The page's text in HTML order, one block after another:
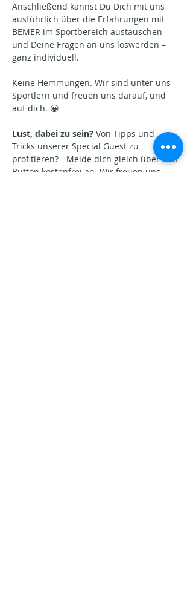
Anschließend kannst Du Dich mit uns
ausführlich über die Erfahrungen mit
BEMER im Sportbereich austauschen
und Deine Fragen an uns loswerden –
ganz individuell.
Keine Hemmungen. Wir sind unter uns
Sportlern und freuen uns darauf, und
auf dich. 😀
Lust, dabei zu sein? Von Tipps und
Tricks unserer Special Guest zu
profitieren? - Melde dich gleich über den
Button kostenfrei an. Wir freuen uns…